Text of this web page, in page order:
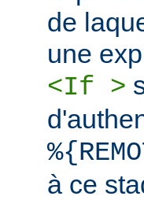
de
une
<If >
à ce